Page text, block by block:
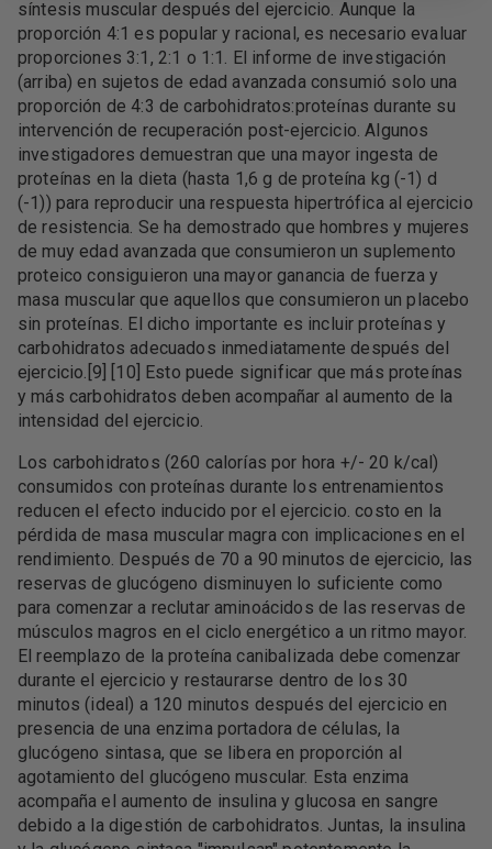
síntesis muscular después del ejercicio. Aunque la
proporción 4:1 es popular y racional, es necesario evaluar
proporciones 3:1, 2:1 o 1:1. El informe de investigación
(arriba) en sujetos de edad avanzada consumió solo una
proporción de 4:3 de carbohidratos:proteínas durante su
intervención de recuperación post-ejercicio. Algunos
investigadores demuestran que una mayor ingesta de
proteínas en la dieta (hasta 1,6 g de proteína kg (-1) d
(-1)) para reproducir una respuesta hipertrófica al ejercicio
de resistencia. Se ha demostrado que hombres y mujeres
de muy edad avanzada que consumieron un suplemento
proteico consiguieron una mayor ganancia de fuerza y ​​
masa muscular que aquellos que consumieron un placebo
sin proteínas. El dicho importante es incluir proteínas y
carbohidratos adecuados inmediatamente después del
ejercicio.[9] [10] Esto puede significar que más proteínas
y más carbohidratos deben acompañar al aumento de la
intensidad del ejercicio.
Los carbohidratos (260 calorías por hora +/- 20 k/cal)
consumidos con proteínas durante los entrenamientos
reducen el efecto inducido por el ejercicio. costo en la
pérdida de masa muscular magra con implicaciones en el
rendimiento. Después de 70 a 90 minutos de ejercicio, las
reservas de glucógeno disminuyen lo suficiente como
para comenzar a reclutar aminoácidos de las reservas de
músculos magros en el ciclo energético a un ritmo mayor.
El reemplazo de la proteína canibalizada debe comenzar
durante el ejercicio y restaurarse dentro de los 30
minutos (ideal) a 120 minutos después del ejercicio en
presencia de una enzima portadora de células, la
glucógeno sintasa, que se libera en proporción al
agotamiento del glucógeno muscular. Esta enzima
acompaña el aumento de insulina y glucosa en sangre
debido a la digestión de carbohidratos. Juntas, la insulina